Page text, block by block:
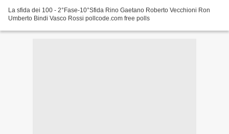
La sfida dei 100 - 2°Fase-10°Sfida Rino Gaetano Roberto Vecchioni Ron
Umberto Bindi Vasco Rossi pollcode.com free polls